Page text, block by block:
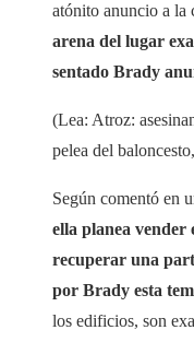
atónito anuncio a la
arena del lugar
sentado Brady
(Lea: Atroz:
pelea del
Según comentó en
ella planea vender
recuperar una
por Brady esta
los edificios, son